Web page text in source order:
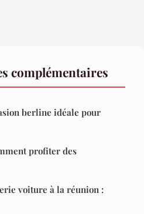
complémentaires
berline idéale pour
profiter des
voiture à la réunion :